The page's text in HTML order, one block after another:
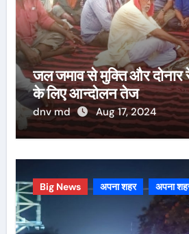
जल जमाव से मुक्ति और
के लिए आन्दोलन तेज
dnv md Aug 17, 2024
Big News अपना शहर अपना